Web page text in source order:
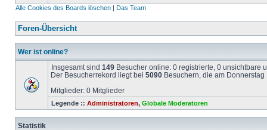
Alle Cookies des Boards löschen | Das Team
Foren-Übersicht
Wer ist online?
Insgesamt sind 149 Besucher online: 0 registrierte, 0 unsichtbare
Der Besucherrekord liegt bei 5090 Besuchern, die am
Mitglieder: 0 Mitglieder
Legende :: Administratoren, Globale Moderatoren
Statistik